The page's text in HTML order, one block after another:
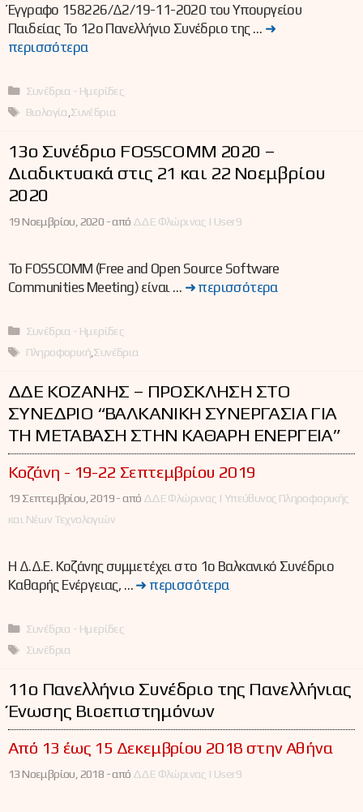
Έγγραφο 158226/Δ2/19-11-2020 του Υπουργείου
Παιδείας Το 12ο Πανελλήνιο Συνέδριο της … ➜
περισσότερα
Κατηγορίες
Συνέδρια - Ημερίδες
Ετικέτες
Βιολογία Συνέδρια
13ο Συνέδριο FOSSCOMM 2020 –
Διαδικτυακά στις 21 και 22 Νοεμβρίου
2020
19 Νοεμβρίου, 2020 -από ΔΔΕ Φλώρινας | User9
Το FOSSCOMM (Free and Open Source Software
Communities Meeting) είναι … ➜ περισσότερα
Κατηγορίες
Συνέδρια - Ημερίδες
Ετικέτες
Πληροφορική Συνέδρια
ΔΔΕ ΚΟΖΑΝΗΣ – ΠΡΟΣΚΛΗΣΗ ΣΤΟ
ΣΥΝΕΔΡΙΟ “ΒΑΛΚΑΝΙΚΗ ΣΥΝΕΡΓΑΣΙΑ ΓΙΑ
ΤΗ ΜΕΤΑΒΑΣΗ ΣΤΗΝ ΚΑΘΑΡΗ ΕΝΕΡΓΕΙΑ”
Κοζάνη - 19-22 Σεπτεμβρίου 2019
19 Σεπτεμβρίου, 2019 -από ΔΔΕ Φλώρινας | Υπεύθυνος Πληροφορικής
και Νέων Τεχνολογιών
Η Δ.Δ.Ε. Κοζάνης συμμετέχει στο 1ο Βαλκανικό Συνέδριο
Καθαρής Ενέργειας, … ➜ περισσότερα
Κατηγορίες
Συνέδρια - Ημερίδες
Ετικέτες
Συνέδρια
11ο Πανελλήνιο Συνέδριο της Πανελλήνιας
Ένωσης Βιοεπιστημόνων
Από 13 έως 15 Δεκεμβρίου 2018 στην Αθήνα
13 Νοεμβρίου, 2018 -από ΔΔΕ Φλώρινας | User9